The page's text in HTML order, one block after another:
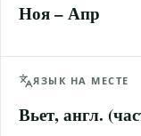
Ноя – Апр
ЯЗЫК НА МЕСТЕ
Вьет, англ.